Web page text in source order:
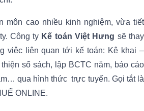
môn cao nhiều kinh nghiệm, vừa tiết
Công ty Kế toán Việt Hưng sẽ thay
việc liên quan tới kế toán: Kê khai –
sổ sách, lập BCTC năm, báo cáo
qua hình thức trực tuyến. Gọi tắt là
ONLINE.